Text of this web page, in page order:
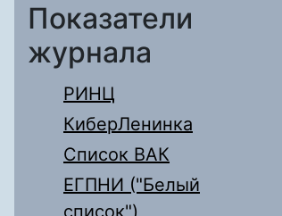
Показатели
журнала
РИНЦ
КиберЛенинка
Список ВАК
ЕГПНИ ("Белый
список")